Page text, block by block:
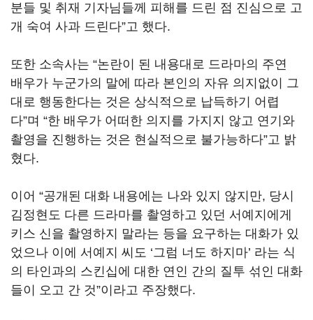
분들 및 취재 기자님들께 피해를 드린 점 진심으로 고
개 숙여 사과 드린다”고 했다.
또한 소속사는 “논란이 된 내용대로 드라마의 주연
배우가 누군가의 말에 따라 본인의 자유 의지없이 그
대로 행동한다는 것은 상식적으로 납득하기 어렵
다”며 “한 배우가 어떠한 의지를 가지지 않고 연기와
촬영을 진행하는 것은 현실적으로 불가능하다”고 밝
혔다.
이어 “공개된 대화 내용에는 나와 있지 않지만, 당시
김정현도 다른 드라마를 촬영하고 있던 서예지에게
키스 신을 촬영하지 말라는 등을 요구하는 대화가 있
었으나 이에 서예지 씨도 ‘그럼 너도 하지마’ 라는 식
의 타인과의 스킨십에 대한 연인 간의 질투 섞인 대화
들이 오고 간 것”이라고 주장했다.